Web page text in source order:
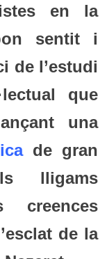
en la
sentit i
de l’estudi
que
una
de gran
lligams
creences
de la